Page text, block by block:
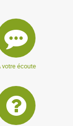
votre écoute